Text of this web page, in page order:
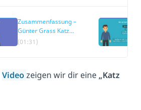
Zusammenfassung –
Günter Grass Katz
und Maus
(01:31)
Video zeigen wir dir eine „Katz